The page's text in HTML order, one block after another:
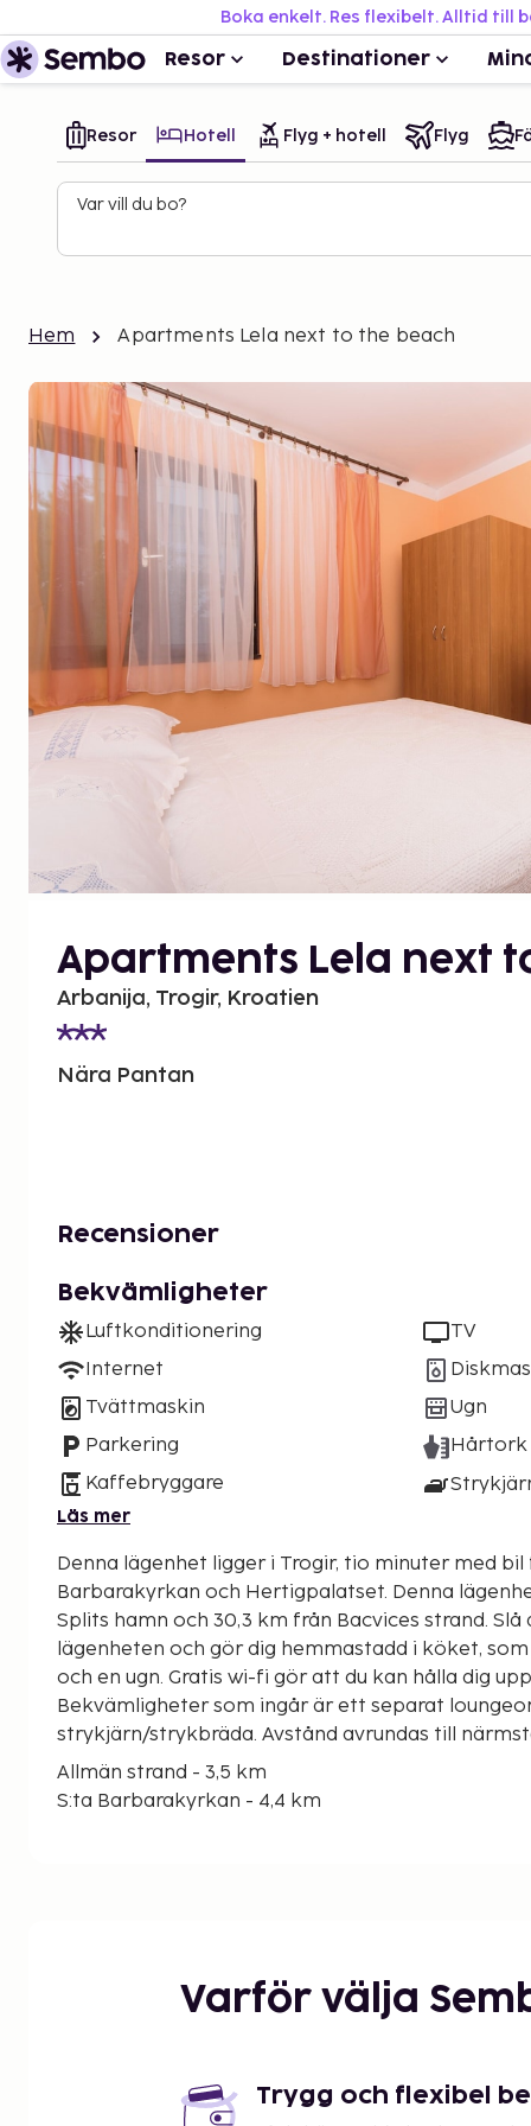
Boka enkelt. Res flexibelt. Alltid till
Resor Destinationer
Resor Hotell Flyg + hotell Flyg
Var vill du bo?
Hem Apartments Lela next to the beach
Apartments Lela next
Arbanija, Trogir, Kroatien
Nära Pantan
Recensioner
Bekvämligheter
Luftkonditionering
Internet
Tvättmaskin
Parkering
Kaffebryggare
TV
Ugn
Hårtork
Läs mer
Denna lägenhet ligger i Trogir, tio minuter med bil
Barbarakyrkan och Hertigpalatset. Denna lägenhet ligger 31,2 km från
Splits hamn och 30,3 km från Bacvices strand. Slå
lägenheten och gör dig hemmastadd i köket,
och en ugn. Gratis wi-fi gör att du kan hålla dig
Bekvämligheter som ingår är ett separat
strykjärn/strykbräda. Avstånd avrundas till
Allmän strand - 3,5 km
S:ta Barbarakyrkan - 4,4 km
Radovans portal - 4,5 km
St. Mikaels klocktorn - 4,7 km
Kamerlengos fästning - 4,8 km
Varför välja
Trygg och flexibel